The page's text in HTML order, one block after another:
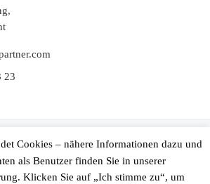
23
Prof. Kobus und Partner GmbH –
All rights reserved
– Designed with the Customizr Theme
Cookies – nähere Informationen dazu und
als Benutzer finden Sie in unserer
Klicken Sie auf „Ich stimme zu“, um